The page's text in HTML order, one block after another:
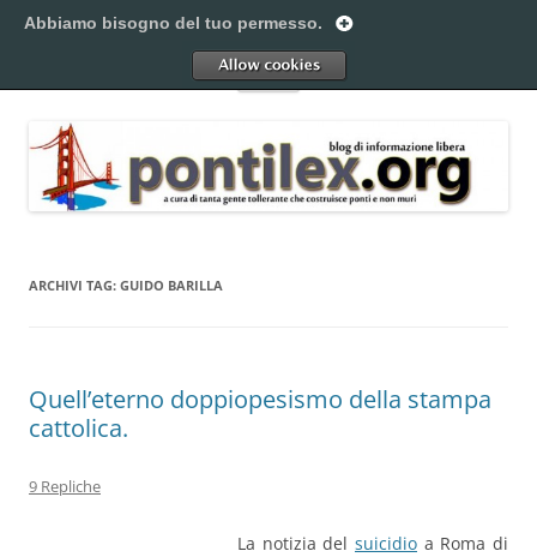
al
Pontilex
Menu
ARCHIVI TAG: GUIDO BARILLA
Quell’eterno doppiopesismo della stampa
cattolica.
9 Repliche
La notizia del suicidio a Roma di
Abbiamo bisogno del tuo permesso.